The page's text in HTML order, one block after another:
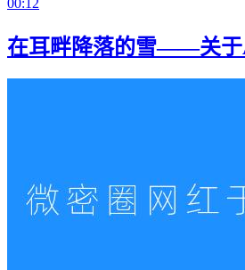
00:12
在耳畔降落的雪——关于